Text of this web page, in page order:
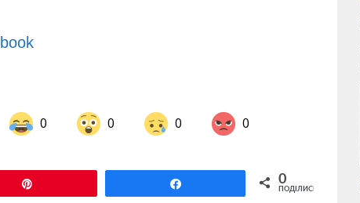
0 0 0 0
Share on LinkedIn Share on Twitter 0
ПОДІЛИСЬ